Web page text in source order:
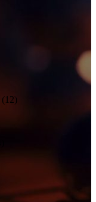
(12)